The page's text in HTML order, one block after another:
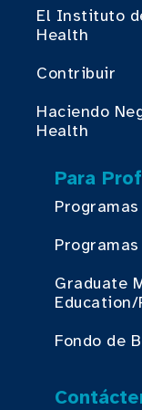
El Instituto
Health
Contribuir
Haciendo
Health
Para
Graduate
Fondo de